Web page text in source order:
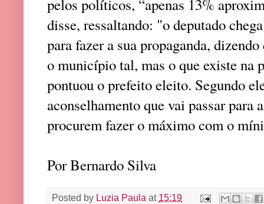
pelos políticos, “apenas 13%
disse, ressaltando: "o deputado
para fazer a sua propaganda,
o município tal, mas o que existe na
pontuou o prefeito eleito. Segundo
aconselhamento que vai passar para
procurem fazer o máximo com o
Por Bernardo Silva
Posted by Luzia Paula at 15:19